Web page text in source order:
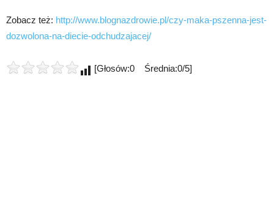
Zobacz też: http://www.blognazdrowie.pl/czy-maka-pszenna-jest-
dozwolona-na-diecie-odchudzajacej/
[Głosów:0 Średnia:0/5]